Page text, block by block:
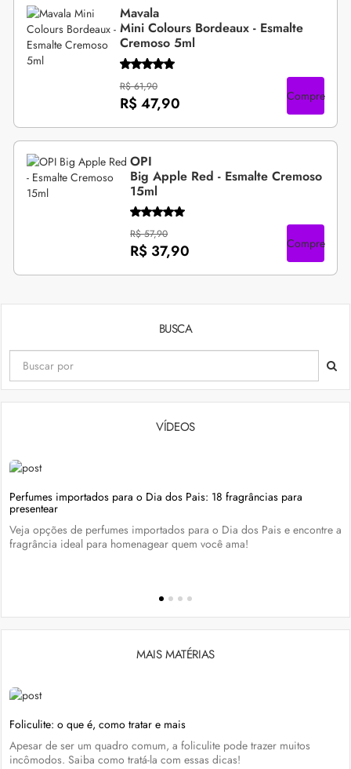
Mavala
Mini Colours Bordeaux - Esmalte
Cremoso 5ml
R$ 61,90
R$ 47,90 Compre
OPI
Big Apple Red - Esmalte Cremoso
15ml
R$ 57,90
R$ 37,90 Compre
BUSCA
VÍDEOS
Perfumes importados para o Dia dos Pais: 18 fragrâncias para
presentear
Veja opções de perfumes importados para o Dia dos Pais e encontre a
fragrância ideal para homenagear quem você ama!
MAIS MATÉRIAS
Foliculite: o que é, como tratar e mais
Apesar de ser um quadro comum, a foliculite pode trazer muitos
incômodos. Saiba como tratá-la com essas dicas!